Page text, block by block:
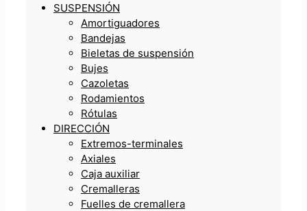
SUSPENSIÓN
Amortiguadores
Bandejas
Bieletas de suspensión
Bujes
Cazoletas
Rodamientos
Rótulas
DIRECCIÓN
Extremos-terminales
Axiales
Caja auxiliar
Cremalleras
Fuelles de cremallera